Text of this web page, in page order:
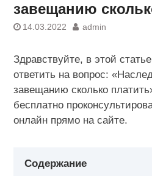
завещанию
14.03.2022 admin
Здравствуйте, в этой
ответить на вопрос:
завещанию сколько
бесплатно
онлайн прямо на сайте.
Содержание